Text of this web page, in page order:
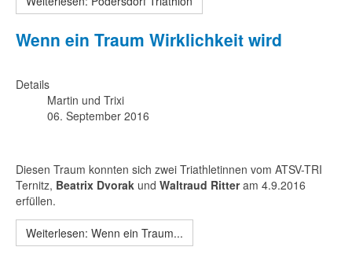
Wenn ein Traum Wirklichkeit wird
Details
Martin und Trixi
06. September 2016
Diesen Traum konnten sich zwei Triathletinnen vom ATSV-TRI
Ternitz, Beatrix Dvorak und Waltraud Ritteram 4.9.2016
erfüllen.
Weiterlesen: Wenn ein Traum...